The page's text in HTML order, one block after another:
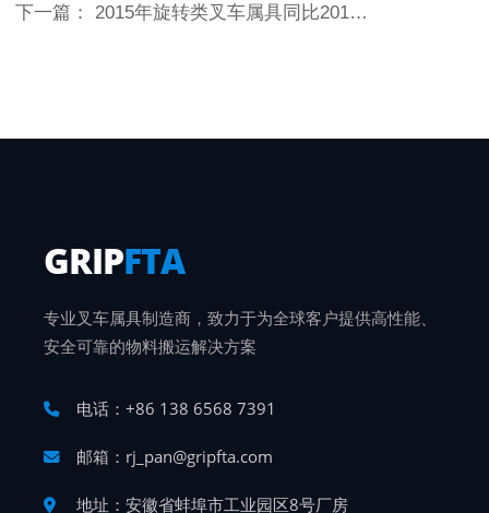
下一篇： 2015年旋转类叉车属具同比2014年增长46%
GRIPFTA
专业叉车属具制造商，致力于为全球客户提供高性能、
安全可靠的物料搬运解决方案
电话：+86 138 6568 7391
邮箱：rj_pan@gripfta.com
地址：安徽省蚌埠市工业园区8号厂房